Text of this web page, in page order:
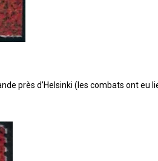
près d’Helsinki (les combats ont eu